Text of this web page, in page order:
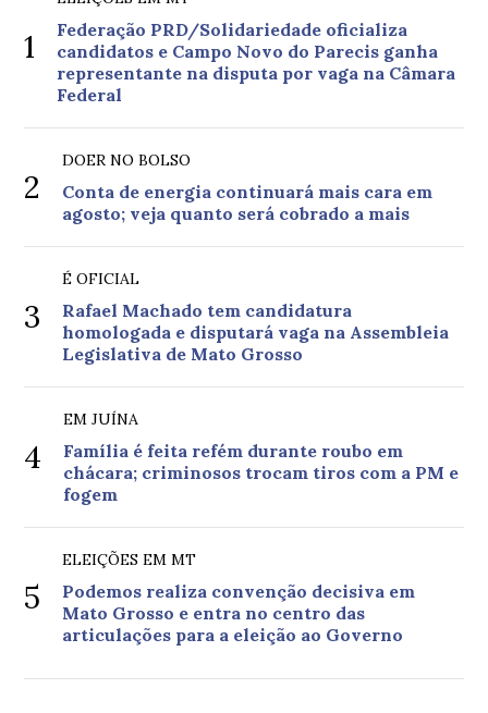
1
Federação PRD/Solidariedade oficializa
candidatos e Campo Novo do Parecis ganha
representante na disputa por vaga na Câmara
Federal
2
DOER NO BOLSO
Conta de energia continuará mais cara em
agosto; veja quanto será cobrado a mais
3
É OFICIAL
Rafael Machado tem candidatura
homologada e disputará vaga na Assembleia
Legislativa de Mato Grosso
4
EM JUÍNA
Família é feita refém durante roubo em
chácara; criminosos trocam tiros com a PM e
fogem
5
ELEIÇÕES EM MT
Podemos realiza convenção decisiva em
Mato Grosso e entra no centro das
articulações para a eleição ao Governo